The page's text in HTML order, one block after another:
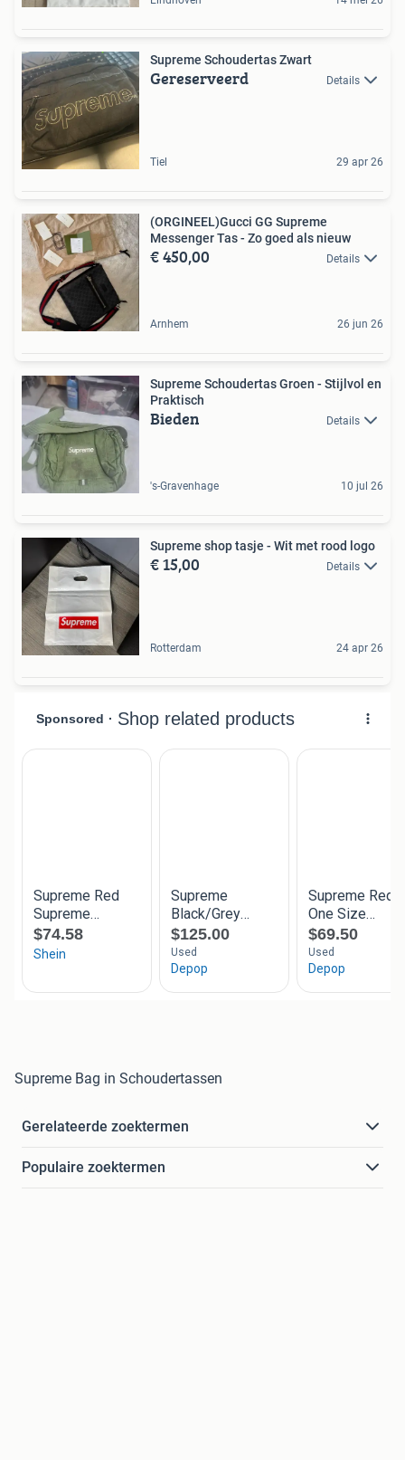
Supreme Schoudertas Zwart
Gereserveerd Details
Tiel 29 apr 26
(ORGINEEL)Gucci GG Supreme
Messenger Tas - Zo goed als nieuw
€ 450,00 Details
Arnhem 26 jun 26
Supreme Schoudertas Groen - Stijlvol en
Praktisch
Bieden Details
's-Gravenhage 10 jul 26
Supreme shop tasje - Wit met rood logo
€ 15,00 Details
Rotterdam 24 apr 26
Supreme Bag in Schoudertassen
Gerelateerde zoektermen
Populaire zoektermen